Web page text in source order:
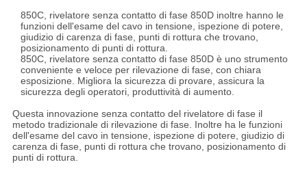
850C, rivelatore senza contatto di fase 850D inoltre hanno le
funzioni dell'esame del cavo in tensione, ispezione di potere,
giudizio di carenza di fase, punti di rottura che trovano,
posizionamento di punti di rottura.
850C, rivelatore senza contatto di fase 850D è uno strumento
conveniente e veloce per rilevazione di fase, con chiara
esposizione. Migliora la sicurezza di provare, assicura la
sicurezza degli operatori, produttività di aumento.
Questa innovazione senza contatto del rivelatore di fase il
metodo tradizionale di rilevazione di fase. Inoltre ha le funzioni
dell'esame del cavo in tensione, ispezione di potere, giudizio di
carenza di fase, punti di rottura che trovano, posizionamento di
punti di rottura.